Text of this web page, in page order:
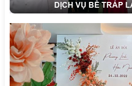
DỊCH VỤ BÊ TRÁP